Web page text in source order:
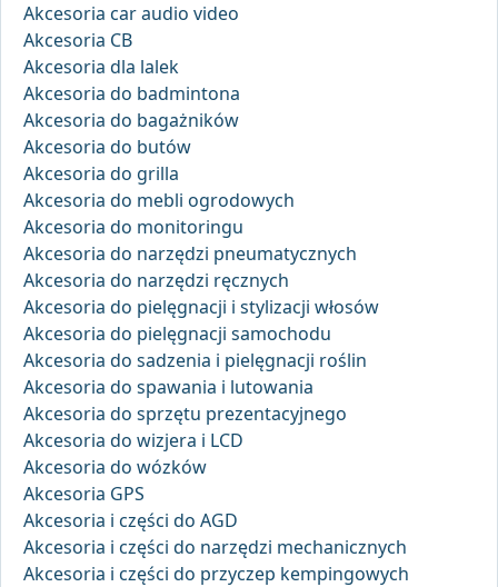
Akcesoria car audio video
Akcesoria CB
Akcesoria dla lalek
Akcesoria do badmintona
Akcesoria do bagażników
Akcesoria do butów
Akcesoria do grilla
Akcesoria do mebli ogrodowych
Akcesoria do monitoringu
Akcesoria do narzędzi pneumatycznych
Akcesoria do narzędzi ręcznych
Akcesoria do pielęgnacji i stylizacji włosów
Akcesoria do pielęgnacji samochodu
Akcesoria do sadzenia i pielęgnacji roślin
Akcesoria do spawania i lutowania
Akcesoria do sprzętu prezentacyjnego
Akcesoria do wizjera i LCD
Akcesoria do wózków
Akcesoria GPS
Akcesoria i części do AGD
Akcesoria i części do narzędzi mechanicznych
Akcesoria i części do przyczep kempingowych